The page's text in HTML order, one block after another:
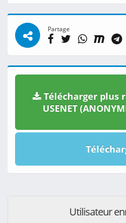
Partage
Télécharger plus
USENET
Utilisateur